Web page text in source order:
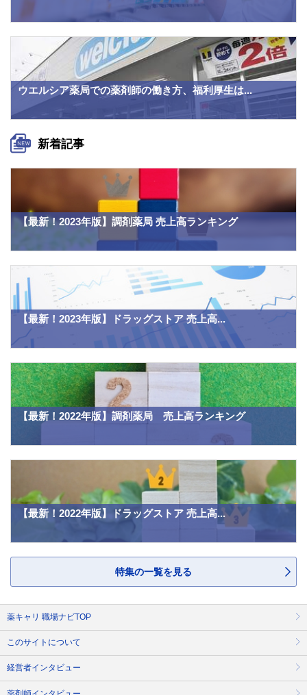
ウエルシア薬局での薬剤師の働き方、福利厚生は...
新着記事
【最新！2023年版】調剤薬局 売上高ランキング
【最新！2023年版】ドラッグストア 売上高...
【最新！2022年版】調剤薬局 売上高ランキング
【最新！2022年版】ドラッグストア 売上高...
特集の一覧を見る
薬キャリ 職場ナビTOP
このサイトについて
経営者インタビュー